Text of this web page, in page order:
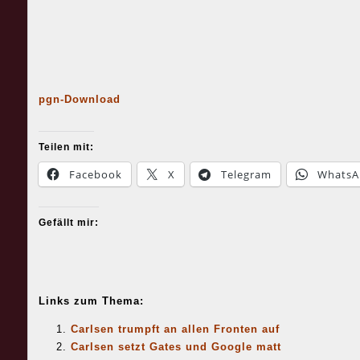
pgn-Download
Teilen mit:
Facebook X Telegram
Gefällt mir:
Links zum Thema:
Carlsen trumpft an allen Fronten auf
Carlsen setzt Gates und Google matt